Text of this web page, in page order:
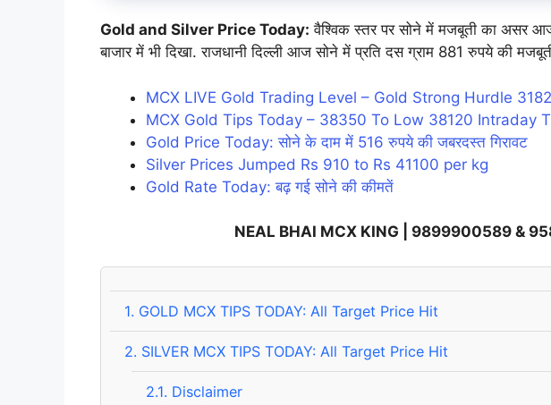
Gold and Silver Price Today: वैश्विक स्तर पर सोने में मजबूती का असर
बाजार में भी दिखा. राजधानी दिल्ली आज सोने में प्रति दस ग्राम 881 रुपये की
MCX LIVE Gold Trading Level – Gold Strong Hurdle
MCX Gold Tips Today – 38350 To Low 38120 Intraday
Gold Price Today: सोने के दाम में 516 रुपये की जबरदस्त गिरावट
Silver Prices Jumped Rs 910 to Rs 41100 per kg
Gold Rate Today: बढ़ गई सोने की कीमतें
NEAL BHAI MCX KING | 9899900589 &
1. GOLD MCX TIPS TODAY: All Target Price Hit
2. SILVER MCX TIPS TODAY: All Target Price Hit
2.1. Disclaimer